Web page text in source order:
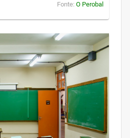
Fonte: O Perobal